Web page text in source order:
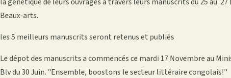
Beaux-arts.
les 5 meilleurs manuscrits seront retenus et publiés
Le dépot des manuscrits a commencés ce mardi 17 Novembre au
Blv du 30 Juin. "Ensemble, boostons le secteur littéraire congolais!"